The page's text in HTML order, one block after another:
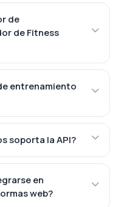
de
de Fitness
entrenamiento
soporta la API?
en
web?